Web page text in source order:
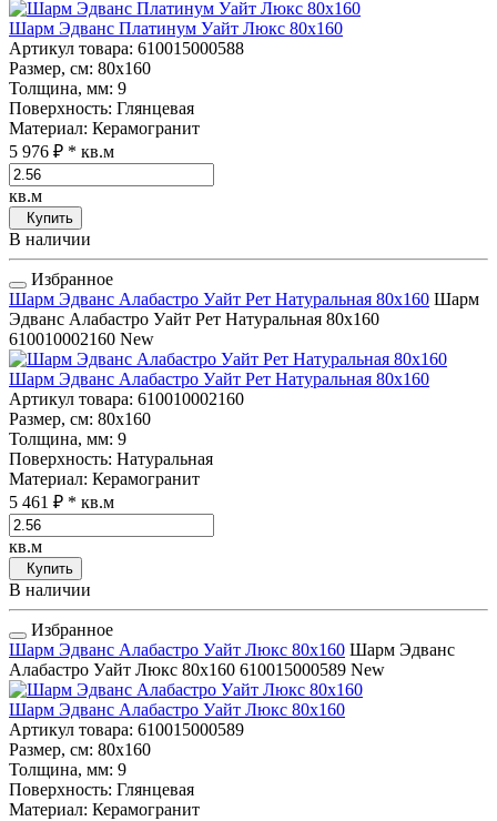
Шарм Эдванс Платинум Уайт Люкс 80x160
Артикул товара: 610015000588
Размер, см: 80x160
Толщина, мм: 9
Поверхность: Глянцевая
Материал: Керамогранит
5 976 ₽ * кв.м
кв.м
Купить
В наличии
Избранное
Шарм Эдванс Алабастро Уайт Рет Натуральная 80x160 Шарм
Эдванс Алабастро Уайт Рет Натуральная 80x160
610010002160 New
Шарм Эдванс Алабастро Уайт Рет Натуральная 80x160
Артикул товара: 610010002160
Размер, см: 80x160
Толщина, мм: 9
Поверхность: Натуральная
Материал: Керамогранит
5 461 ₽ * кв.м
кв.м
Купить
В наличии
Избранное
Шарм Эдванс Алабастро Уайт Люкс 80x160 Шарм Эдванс
Алабастро Уайт Люкс 80x160 610015000589 New
Шарм Эдванс Алабастро Уайт Люкс 80x160
Артикул товара: 610015000589
Размер, см: 80x160
Толщина, мм: 9
Поверхность: Глянцевая
Материал: Керамогранит